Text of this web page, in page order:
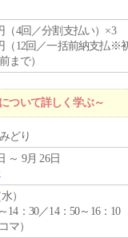
（4回／分割支払い）×3
（12回／一括前納支払※
まで）
ついて詳しく学ぶ～
どり
～ 9月 26日
水）
14：30／14：50～16：10
マ）